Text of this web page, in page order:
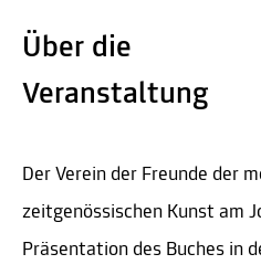
Über die
Veranstaltung
Der Verein der Freunde der
zeitgenössischen Kunst am
Präsentation des Buches in